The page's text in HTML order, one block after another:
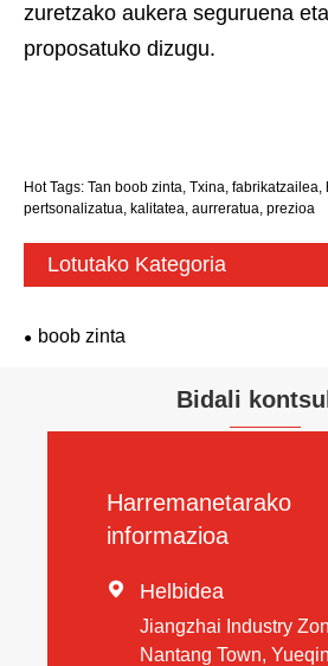
zuretzako aukera seguruena
proposatuko dizugu.
Hot Tags: Tan boob zinta, Txina,
pertsonalizatua, kalitatea, aurreratua, prezioa
Lotutako Kategoria
boob zinta
Bidali
Harremanetarako
informazioa
 Helbidea
Jiangzhai Industry
Nantang Town,